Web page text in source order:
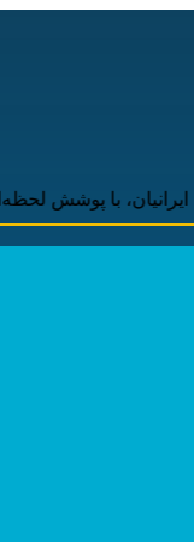
پوشش لحظه‌ای و به‌روز